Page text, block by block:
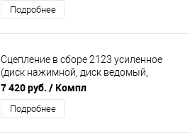
Подробнее
Сцепление в сборе 2123 усиленное
(диск нажимной, диск ведомый,
выжимной подшипник) "БелМаг"
BM0293
7 420 руб. / Компл
Подробнее